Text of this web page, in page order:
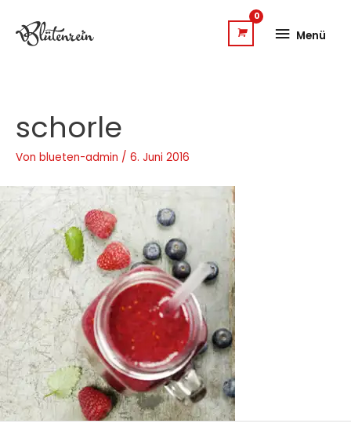
Inhalt
springen
Menü
Menü
schorle
Von blueten-admin / 6. Juni 2016